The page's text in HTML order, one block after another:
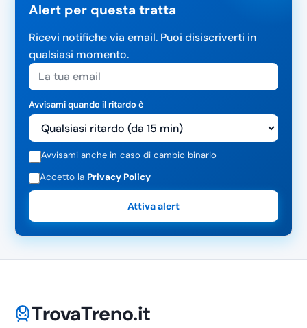
Alert per questa tratta
Ricevi notifiche via email. Puoi disiscriverti in
qualsiasi momento.
Avvisami quando il ritardo è
Avvisami anche in caso di cambio binario
Accetto la Privacy Policy
Attiva alert
TrovaTreno.it